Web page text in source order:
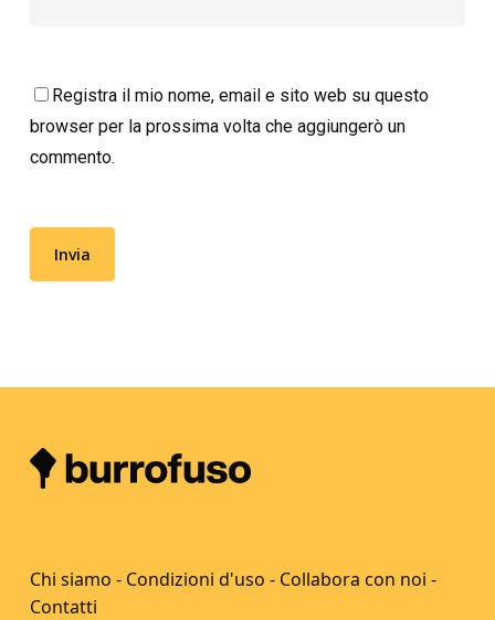
Registra il mio nome, email e sito web su questo
browser per la prossima volta che aggiungerò un
commento.
Chi siamo - Condizioni d'uso - Collabora con noi -
Contatti